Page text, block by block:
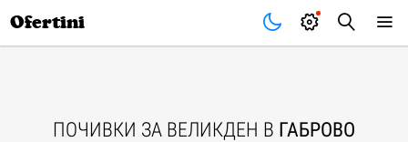
Ofertini
ПОЧИВКИ ЗА ВЕЛИКДЕН В ГАБРОВО